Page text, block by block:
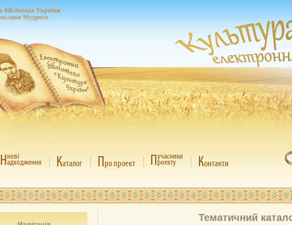
Ннові
адходження Каталог Про проект Пучасники
роекту Контакти
Тематичний